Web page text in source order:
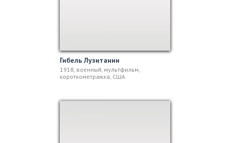
Гибель Лузитании
1918, военный, мультфильм,
короткометражка, США